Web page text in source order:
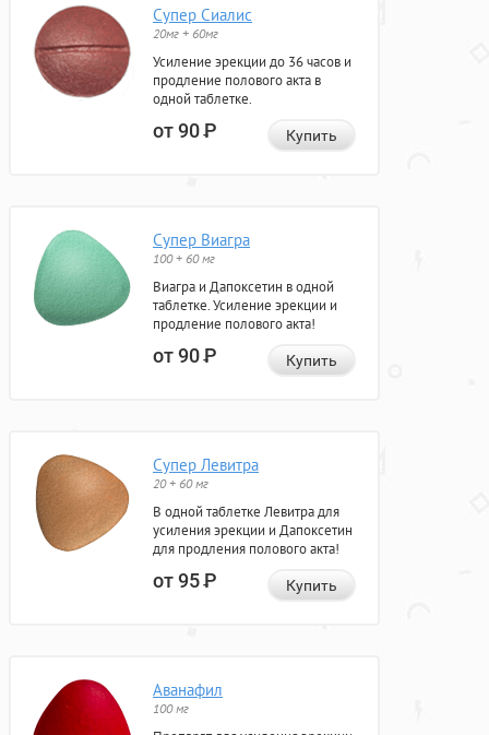
Супер Сиалис
20мг + 60мг
Усиление эрекции до 36 часов и
продление полового акта в
одной таблетке.
от 90Р Купить
Супер Виагра
100 + 60 мг
Виагра и Дапоксетин в одной
таблетке. Усиление эрекции и
продление полового акта!
от 90Р Купить
Супер Левитра
20 + 60 мг
В одной таблетке Левитра для
усиления эрекции и Дапоксетин
для продления полового акта!
от 95Р Купить
Аванафил
100 мг